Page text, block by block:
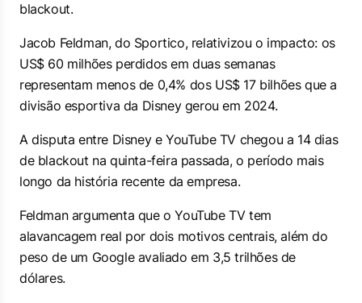
blackout.
Jacob Feldman, do Sportico, relativizou o impacto: os
US$ 60 milhões perdidos em duas semanas
representam menos de 0,4% dos US$ 17 bilhões que a
divisão esportiva da Disney gerou em 2024.
A disputa entre Disney e YouTube TV chegou a 14 dias
de blackout na quinta-feira passada, o período mais
longo da história recente da empresa.
Feldman argumenta que o YouTube TV tem
alavancagem real por dois motivos centrais, além do
peso de um Google avaliado em 3,5 trilhões de
dólares.